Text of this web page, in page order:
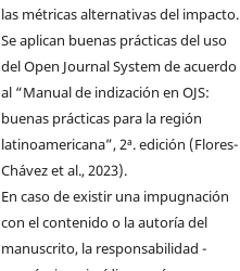
las métricas alternativas del impacto.
Se aplican buenas prácticas del uso
del Open Journal System de acuerdo
al “Manual de indización en OJS:
buenas prácticas para la región
latinoamericana”, 2ª. edición (Flores-
Chávez et al., 2023).
En caso de existir una impugnación
con el contenido o la autoría del
manuscrito, la responsabilidad -